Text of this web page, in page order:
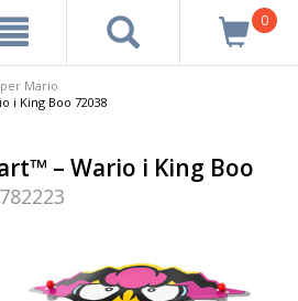
0
Mario
i King Boo 72038
– Wario i King Boo